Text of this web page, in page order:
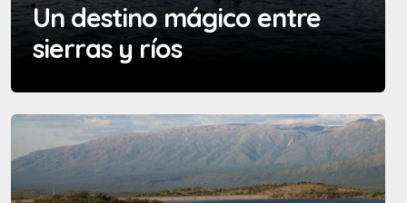
Un destino mágico entre
sierras y ríos